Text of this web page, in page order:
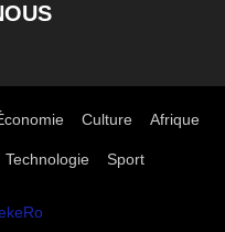
Culture Afrique
Technologie Sport